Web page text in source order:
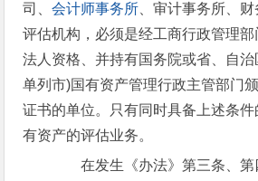
司、会计师事务所 、审计事务所、
评估机构，必须是经工商行政管理
法人资格、并持有国务院或省、自治
单列市)国有资产管理行政主管部门
证书的单位。只有同时具备上述条件
有资产的评估业务。
在发生《办法》第三条、第